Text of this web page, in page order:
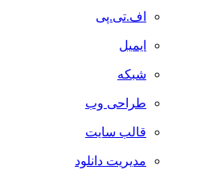
اف.تی.پی
ایمیل
شبکه
طراحی وب
قالب سایت
مدیریت دانلود